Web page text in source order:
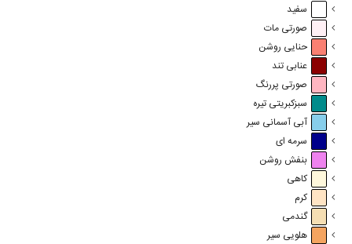
سفید
صورتی مات
حنایی روشن
عنابی تند
صورتی پررنگ
سبزکبریتی تیره
آبی آسمانی سیر
سرمه ای
بنفش روشن
کاهی
کرم
گندمی
هلویی سیر